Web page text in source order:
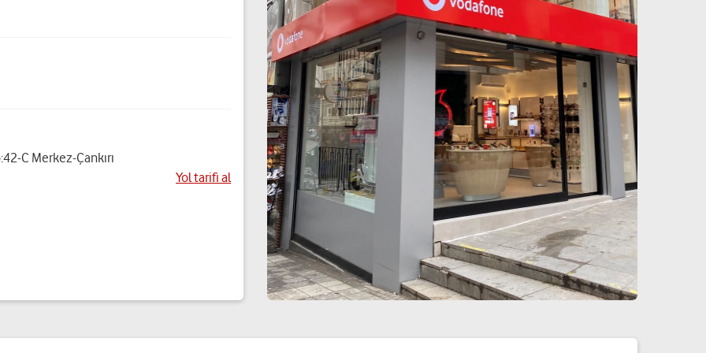
C Merkez-Çankırı
Yol tarifi al